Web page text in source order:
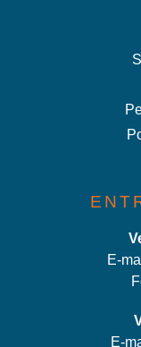
E-
E-